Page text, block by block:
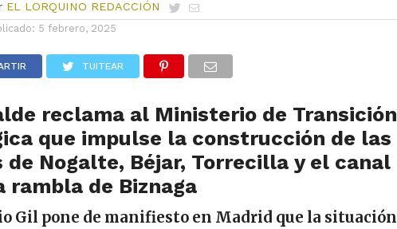
EL LORQUINO REDACCIÓN
5 febrero, 2025
TUITEAR
reclama al Ministerio de Transición
que impulse la construcción de las
de Nogalte, Béjar, Torrecilla y el canal
rambla de Biznaga
Gil pone de manifiesto en Madrid que la situación